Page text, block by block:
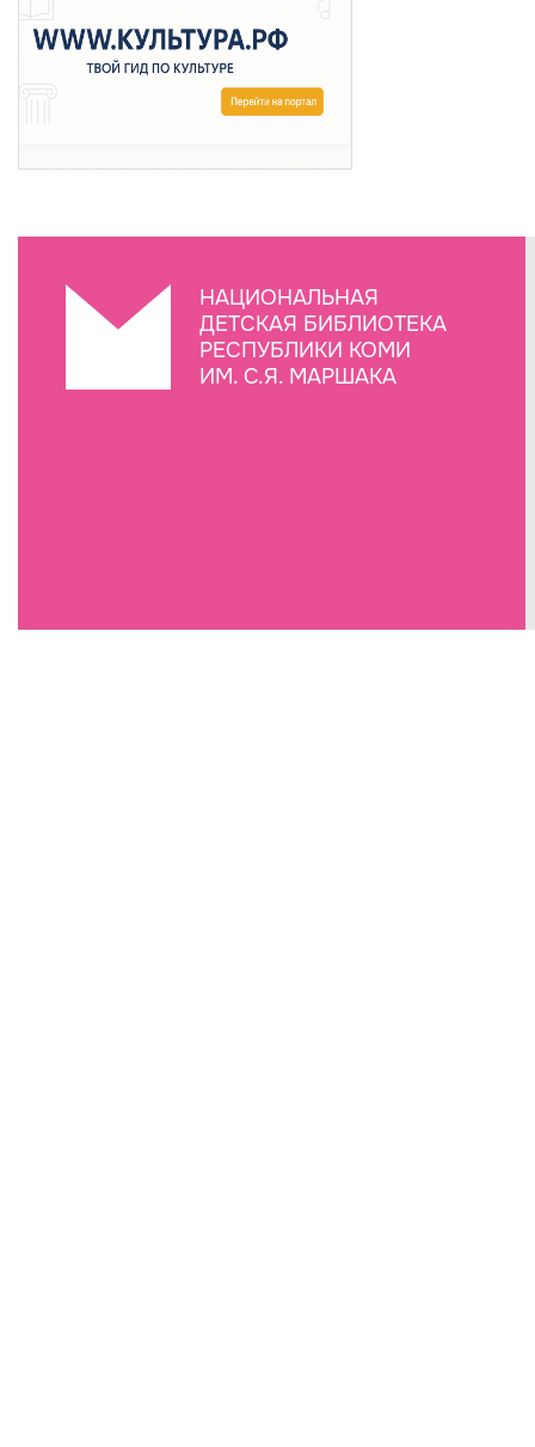
НАЦИОНАЛЬНАЯ
ДЕТСКАЯ БИБЛИОТЕКА
РЕСПУБЛИКИ КОМИ
ИМ. С.Я. МАРШАКА